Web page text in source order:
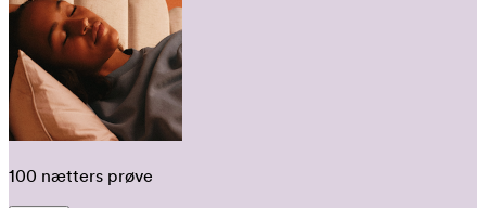
100 nætters prøve